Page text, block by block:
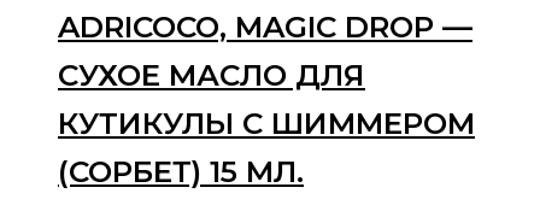
ADRICOCO, MAGIC DROP —
СУХОЕ МАСЛО ДЛЯ
КУТИКУЛЫ С ШИММЕРОМ
(СОРБЕТ) 15 МЛ.